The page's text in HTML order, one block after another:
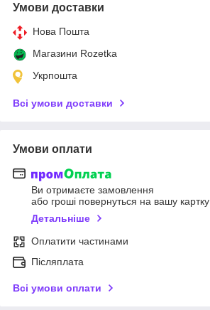
Умови доставки
Нова Пошта
Магазини Rozetka
Укрпошта
Всі умови доставки
Умови оплати
Ви отримаєте замовлення
або гроші повернуться на вашу картку
Детальніше
Оплатити частинами
Післяплата
Всі умови оплати